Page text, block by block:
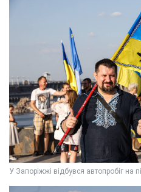
У Запоріжжі відбувся автопробіг на